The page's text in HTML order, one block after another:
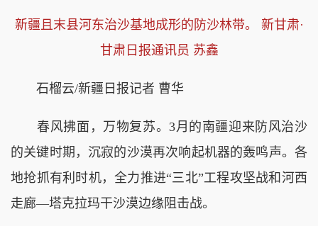
新疆且末县河东治沙基地成形的防沙林带。 新甘肃·
甘肃日报通讯员 苏鑫
石榴云/新疆日报记者 曹华
春风拂面，万物复苏。3月的南疆迎来防风治沙
的关键时期，沉寂的沙漠再次响起机器的轰鸣声。各
地抢抓有利时机，全力推进“三北”工程攻坚战和河西
走廊—塔克拉玛干沙漠边缘阻击战。